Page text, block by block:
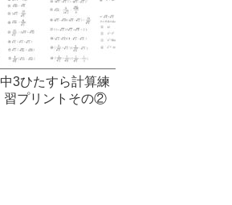
中3ひたすら計算練
習プリントその②